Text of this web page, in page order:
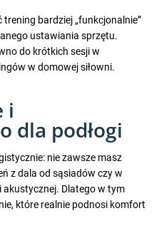
bardziej „funkcjonalnie”
ustawiania sprzętu.
do krótkich sesji w
w domowej siłowni.
i
dla podłogi
nie zawsze masz
z dala od sąsiadów czy w
akustycznej. Dlatego w tym
które realnie podnosi komfort